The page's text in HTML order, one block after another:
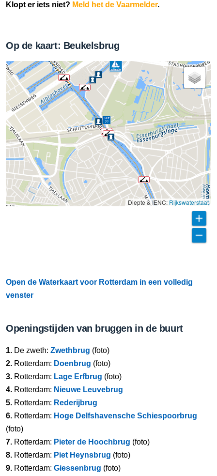
Klopt er iets niet? Meld het de Vaarmelder.
Op de kaart: Beukelsbrug
Diepte & IENC: Rijkswaterstaat
Open de Waterkaart voor Rotterdam in een volledig
venster
Openingstijden van bruggen in de buurt
1. De zweth: Zwethbrug (foto)
2. Rotterdam: Doenbrug (foto)
3. Rotterdam: Lage Erfbrug (foto)
4. Rotterdam: Nieuwe Leuvebrug
5. Rotterdam: Rederijbrug
6. Rotterdam: Hoge Delfshavensche Schiespoorbrug
(foto)
7. Rotterdam: Pieter de Hoochbrug (foto)
8. Rotterdam: Piet Heynsbrug (foto)
9. Rotterdam: Giessenbrug (foto)